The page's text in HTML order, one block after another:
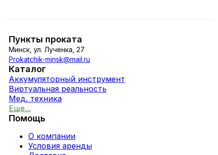
Пункты проката
Минск, ул. Лученка, 27
Prokatchik-minsk@mail.ru
Каталог
Аккумуляторный инструмент
Виртуальная реальность
Мед. техника
Еще...
Помощь
О компании
Условия аренды